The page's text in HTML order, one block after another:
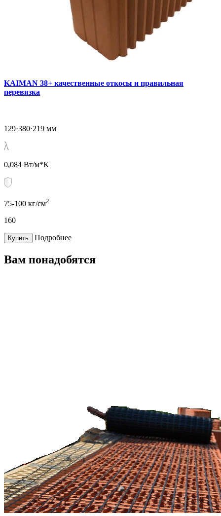
KAIMAN 38+ качественные откосы и правильная
перевязка
129·380·219 мм
0,084 Вт/м*К
75-100 кг/см2
160
Купить Подробнее
Вам понадобятся